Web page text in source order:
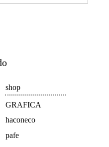
shop
GRAFICA
haconeco
pafe